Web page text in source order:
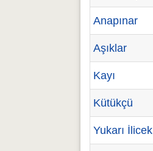
Anapınar
Aşıklar
Kayı
Kütükçü
Yukarı İlicek